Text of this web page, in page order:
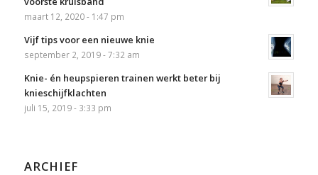
maart 12, 2020 - 1:47 pm
Vijf tips voor een nieuwe knie
september 2, 2019 - 7:32 am
Knie- én heupspieren trainen werkt beter bij
knieschijfklachten
juli 15, 2019 - 3:33 pm
ARCHIEF